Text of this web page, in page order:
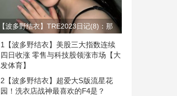
【波多野结衣】TRE2023日记(8)：那
令人震慑的恐怖气场！【EV扑克】
1 【波多野结衣】美股三大指数连续
四日收涨 零售与科技股领涨市场【大
发体育】
2 【波多野结衣】超爱大S版流星花
园！洗衣店战神最喜欢的F4是？